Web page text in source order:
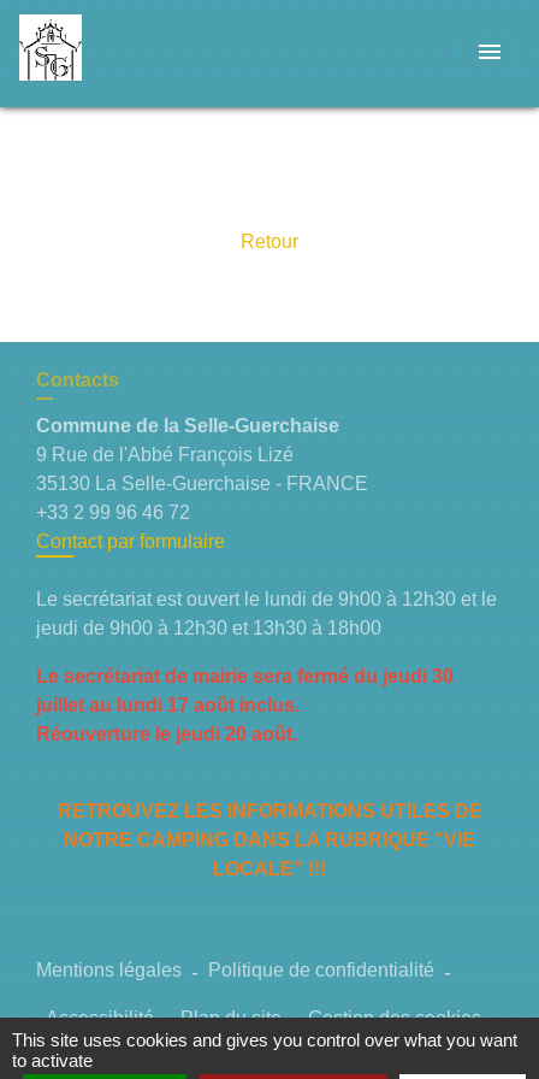
menu
Retour
Contacts
Commune de la Selle-Guerchaise
9 Rue de l'Abbé François Lizé
35130 La Selle-Guerchaise - FRANCE
+33 2 99 96 46 72
Contact par formulaire
Le secrétariat est ouvert le lundi de 9h00 à 12h30 et le
jeudi de 9h00 à 12h30 et 13h30 à 18h00
Le secrétariat de mairie sera fermé du jeudi 30
juillet au lundi 17 août inclus.
Réouverture le jeudi 20 août.
RETROUVEZ LES INFORMATIONS UTILES DE
NOTRE CAMPING DANS LA RUBRIQUE "VIE
LOCALE" !!!
Mentions légales - Politique de confidentialité -
Accessibilité - Plan du site - Gestion des cookies
This site uses cookies and gives you control over what you want
to activate